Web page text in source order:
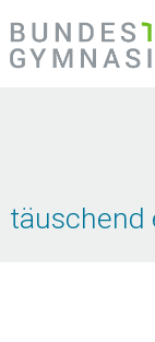
täuschend